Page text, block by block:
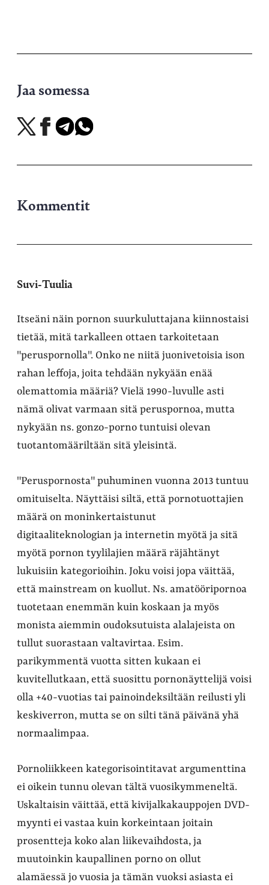
Jaa somessa
Jaa
X-
Jaa
Facebookissa
Jaa
Telegramissa
Jaa
WhatsAppissa
Kommentit
Suvi-Tuulia
Itseäni näin pornon suurkuluttajana kiinnostaisi
tietää, mitä tarkalleen ottaen tarkoitetaan
"peruspornolla". Onko ne niitä juonivetoisia ison
rahan leffoja, joita tehdään nykyään enää
olemattomia määriä? Vielä 1990-luvulle asti
nämä olivat varmaan sitä peruspornoa, mutta
nykyään ns. gonzo-porno tuntuisi olevan
tuotantomääriltään sitä yleisintä.
"Peruspornosta" puhuminen vuonna 2013 tuntuu
omituiselta. Näyttäisi siltä, että pornotuottajien
määrä on moninkertaistunut
digitaaliteknologian ja internetin myötä ja sitä
myötä pornon tyylilajien määrä räjähtänyt
lukuisiin kategorioihin. Joku voisi jopa väittää,
että mainstream on kuollut. Ns. amatööripornoa
tuotetaan enemmän kuin koskaan ja myös
monista aiemmin oudoksutuista alalajeista on
tullut suorastaan valtavirtaa. Esim.
parikymmentä vuotta sitten kukaan ei
kuvitellutkaan, että suosittu pornonäyttelijä voisi
olla +40-vuotias tai painoindeksiltään reilusti yli
keskiverron, mutta se on silti tänä päivänä yhä
normaalimpaa.
Pornoliikkeen kategorisointitavat argumenttina
ei oikein tunnu olevan tältä vuosikymmeneltä.
Uskaltaisin väittää, että kivijalkakauppojen DVD-
myynti ei vastaa kuin korkeintaan joitain
prosentteja koko alan liikevaihdosta, ja
muutoinkin kaupallinen porno on ollut
alamäessä jo vuosia ja tämän vuoksi asiasta ei